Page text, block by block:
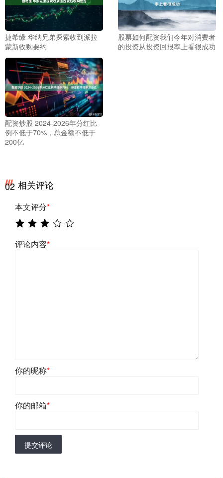
捷希缘 华纳兄弟探索收到派拉
蒙新收购要约
股票如何配资我们今年对消费者
的投资从投资回报率上看很成功
配资炒股 2024-2026年分红比
例不低于70%，总金额不低于
200亿
02 相关评论
本文评分*
评论内容*
你的昵称*
你的邮箱*
提交评论